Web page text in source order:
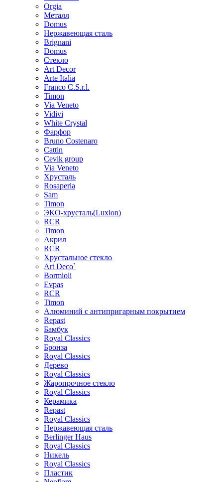
Orgia
Металл
Domus
Нержавеющая сталь
Brignani
Domus
Стекло
Art Decor
Arte Italia
Franco C.S.r.l.
Timon
Via Veneto
Vidivi
White Crystal
Фарфор
Bruno Costenaro
Cattin
Cevik group
Via Veneto
Хрусталь
Rosaperla
Sam
Timon
ЭКО-хрусталь(Luxion)
RCR
Timon
Акрил
RCR
Хрустальное стекло
Art Deco`
Bormioli
Evpas
RCR
Timon
Алюминий с антипригарным покрытием
Repast
Бамбук
Royal Classics
Бронза
Royal Classics
Дерево
Royal Classics
Жаропрочное стекло
Royal Classics
Керамика
Repast
Royal Classics
Нержавеющая сталь
Berlinger Haus
Royal Classics
Никель
Royal Classics
Пластик